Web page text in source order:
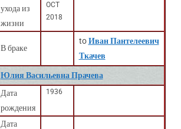
ухода из
жизни
OCT
2018
В браке
toИван Пантелеевич
Ткачев
Юлия Васильевна Прачева
Дата
рождения
1936
Дата